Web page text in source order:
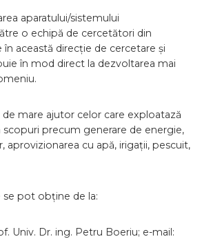
aparatului/sistemului
o echipă de cercetători din
în această direcție de cercetare și
în mod direct la dezvoltarea mai
de mare ajutor celor care exploatază
scopuri precum generare de energie,
aprovizionarea cu apă, irigații, pescuit,
se pot obține de la:
Univ. Dr. ing. Petru Boeriu; e-mail: